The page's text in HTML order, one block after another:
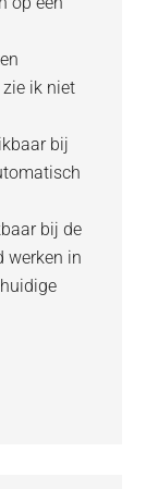
ik niet
bij
bij de
werken in